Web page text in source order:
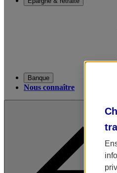
Banque
Nous connaître